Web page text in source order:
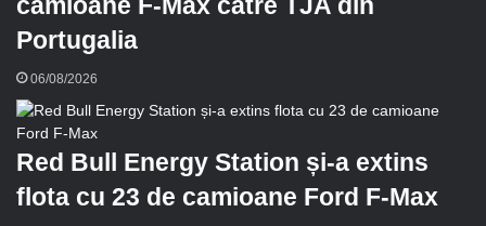
Portugalia
06/08/2026
Red Bull Energy Station și-a extins
flota cu 23 de camioane Ford F-Max